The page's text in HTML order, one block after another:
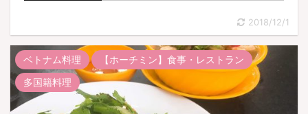
2018/12/1
ベトナム料理
【ホーチミン】食事・レストラン
多国籍料理